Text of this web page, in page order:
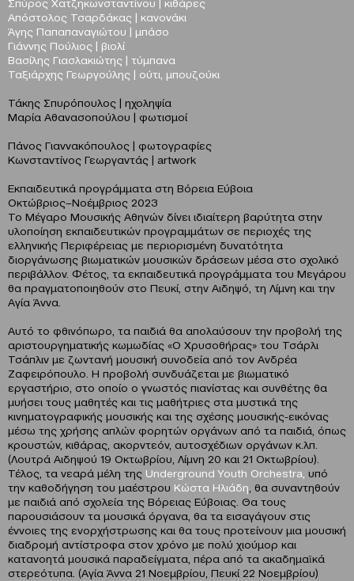
Απόστολος Τσαρδάκας | κανονάκι
Άγης Παπαπαναγιώτου | μπάσο
Γιάννης Πούλιος | βιολί
Βασίλης Γιασλακιώτης | τύμπανα
Ταξιάρχης Γεωργούλης | ούτι, μπουζούκι
Τάκης Σπυρόπουλος | ηχοληψία
Μαρία Αθανασοπούλου | φωτισμοί
Πάνος Γιαννακόπουλος | φωτογραφίες
Κωνσταντίνος Γεωργαντάς | artwork
Εκπαιδευτικά προγράμματα στη Βόρεια Εύβοια
Οκτώβριος–Νοέμβριος 2023
Το Μέγαρο Μουσικής Αθηνών δίνει ιδιαίτερη βαρύτητα στην
υλοποίηση εκπαιδευτικών προγραμμάτων σε περιοχές της
ελληνικής Περιφέρειας με περιορισμένη δυνατότητα
διοργάνωσης βιωματικών μουσικών δράσεων μέσα στο σχολικό
περιβάλλον. Φέτος, τα εκπαιδευτικά προγράμματα του Μεγάρου
θα πραγματοποιηθούν στο Πευκί, στην Αιδηψό, τη Λίμνη και την
Αγία Άννα.
Αυτό το φθινόπωρο, τα παιδιά θα απολαύσουν την προβολή της
αριστουργηματικής κωμωδίας «Ο Χρυσοθήρας» του Τσάρλι
Τσάπλιν με ζωντανή μουσική συνοδεία από τον Ανδρέα
Ζαφειρόπουλο. Η προβολή συνδυάζεται με βιωματικό
εργαστήριο, στο οποίο ο γνωστός πιανίστας και συνθέτης θα
μυήσει τους μαθητές και τις μαθήτριες στα μυστικά της
κινηματογραφικής μουσικής και της σχέσης μουσικής-εικόνας
μέσω της χρήσης απλών φορητών οργάνων από τα παιδιά, όπως
κρουστών, κιθάρας, ακορντεόν, αυτοσχέδιων οργάνων κ.λπ.
(Λουτρά Αιδηψού 19 Οκτωβρίου, Λίμνη 20 και 21 Οκτωβρίου).
Τέλος, τα νεαρά μέλη της Underground Youth Orchestra, υπό
την καθοδήγηση του μαέστρου Κώστα Ηλιάδη , θα συναντηθούν
με παιδιά από σχολεία της Βόρειας Εύβοιας. Θα τους
παρουσιάσουν τα μουσικά όργανα, θα τα εισαγάγουν στις
έννοιες της ενορχήστρωσης και θα τους προτείνουν μια μουσική
διαδρομή αντίστροφα στον χρόνο με πολύ χιούμορ και
κατανοητά μουσικά παραδείγματα, πέρα από τα ακαδημαϊκά
στερεότυπα. (Αγία Άννα 21 Νοεμβρίου, Πευκί 22 Νοεμβρίου)